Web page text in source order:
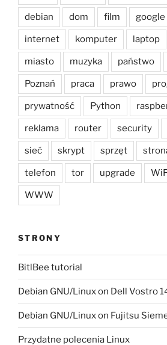
debian dom film google
internet komputer laptop
miasto muzyka państwo
Poznań praca prawo
prywatność Python
reklama router security
sieć skrypt sprzęt
telefon tor upgrade
WWW
STRONY
BitlBee tutorial
Debian GNU/Linux on Dell Vostro
Debian GNU/Linux on Fujitsu
Przydatne polecenia Linux